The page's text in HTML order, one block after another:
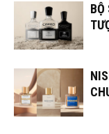
BỘ